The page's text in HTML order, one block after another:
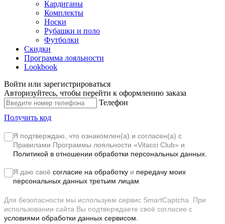
Кардиганы
Комплекты
Носки
Рубашки и поло
Футболки
Скидки
Программа лояльности
Lookbook
Войти или зарегистрироваться
Авторизуйтесь, чтобы перейти к оформлению заказа
Телефон
Получить код
Я подтверждаю, что ознакомлен(а) и согласен(а) с
Правилами Программы лояльности «Vitacci Club» и
Политикой в отношении обработки персональных данных.
Я даю своё согласие на обработку и передачу моих
персональных данных третьим лицам
Для безопасности мы используем сервис SmartCaptcha. При
использовании сайта Вы подтверждаете своё согласие с
условиями обработки данных сервисом.